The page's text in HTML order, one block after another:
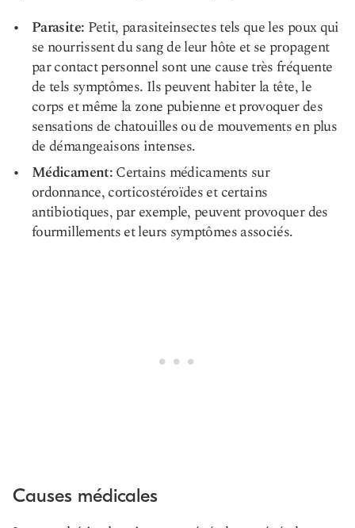
Parasite: Petit, parasiteinsectes tels que les pouxqui
se nourrissent du sang de leur hôte et se propagent
par contact personnel sont une cause très fréquente
de tels symptômes. Ils peuvent habiter la tête, le
corps et même la zone pubienne et provoquer des
sensations de chatouilles ou de mouvements en plus
de démangeaisons intenses.
Médicament:Certains médicaments sur
ordonnance, corticostéroïdes et certains
antibiotiques, par exemple, peuvent provoquer des
fourmillements et leurs symptômes associés.
Causes médicales